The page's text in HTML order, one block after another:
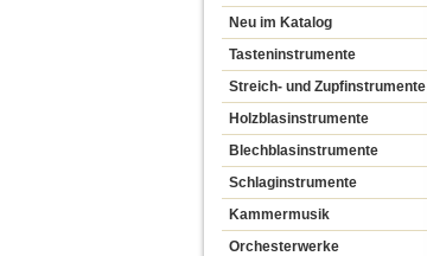
Neu im Katalog
Tasteninstrumente
Streich- und Zupfinstrumente
Holzblasinstrumente
Blechblasinstrumente
Schlaginstrumente
Kammermusik
Orchesterwerke